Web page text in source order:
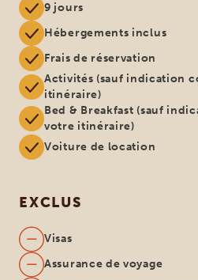
9 jours
Hébergements inclus
Frais de réservation
Activités (sauf indication
itinéraire)
Bed & Breakfast (sauf
votre itinéraire)
Voiture de location
EXCLUS
Visas
Assurance de voyage